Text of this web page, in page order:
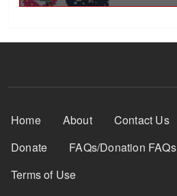
Footer Menu
Home About Contact Us
Donate
FAQs/Donation FAQs
Terms of Use